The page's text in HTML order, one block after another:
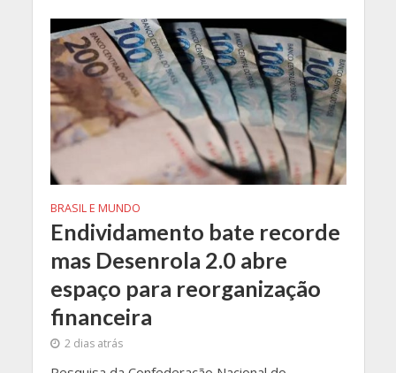
BRASIL E MUNDO
Endividamento bate recorde
mas Desenrola 2.0 abre
espaço para reorganização
financeira
2 dias atrás